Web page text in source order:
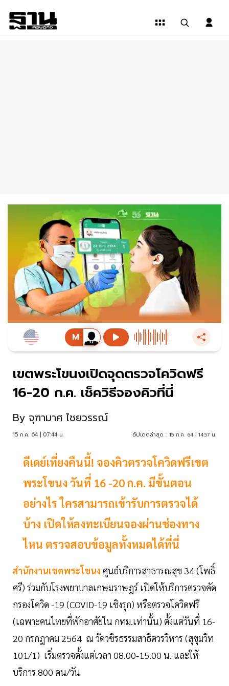
เขตพระโขนงเปิดจุดตรวจโควิดฟรี
16-20 ก.ค. เช็ควิธีจองคิวที่นี่
By จุฑามาศ ไชยวรรณ์
15 ก.ค. 64 | 07:44 น. อัปเดตล่าสุด : 15 ก.ค. 64 | 14:57 น.
ดีเดย์เที่ยงคืนนี้! จองคิวตรวจโควิดฟรีเขต
พระโขนง วันที่ 16 -20 ก.ค. มีขั้นตอน
อย่างไร ใครสามารถเข้ารับการตรวจได้
บ้าง เปิดให้ลงทะเบียนจองผ่านช่องทาง
ไหน ตรวจสอบข้อมูลทั้งหมดได้ที่นี่
สำนักงานเขตพระโขนง ศูนย์บริการสาธารณสุข 34 (โพธิ์
ศรี) ร่วมกับโรงพยาบาลเกษมราษฎร์ เปิดให้บริการตรวจคัด
กรองโควิด -19 (COVID-19 เชิงรุก) หรือตรวจโควิดฟรี
(เฉพาะคนไทยที่พักอาศัยใน กทม.เท่านั้น) ตั้งแต่วันที่ 16-
20 กรกฎาคม 2564 ณ วัดวชิรธรรมสาธิตวรวิหาร (สุขุมวิท
101/1) เริ่มตรวจตั้งแต่เวลา 08.00-15.00 น. และให้
บริการ 800 คน/วัน